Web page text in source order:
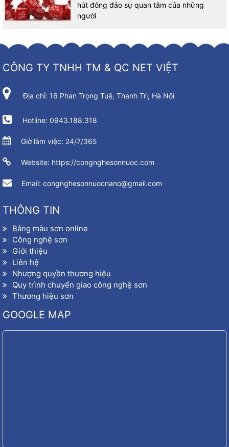
hút đông đảo sự quan tâm của những
người
CÔNG TY TNHH TM & QC NET VIỆT
Địa chỉ: 16 Phan Trọng Tuệ, Thanh Trì, Hà Nội
Hotline: 0943.188.318
Giờ làm việc: 24/7/365
Website: https://congnghesonnuoc.com
Email: congnghesonnuocnano@gmail.com
THÔNG TIN
Bảng màu sơn online
Công nghệ sơn
Giới thiệu
Liên hệ
Nhượng quyền thương hiệu
Quy trình chuyển giao công nghệ sơn
Thương hiệu sơn
GOOGLE MAP